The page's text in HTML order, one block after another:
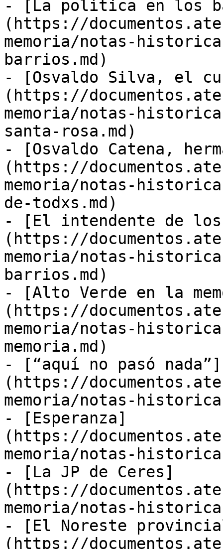
- [La política en los
(https://
memoria/notas-
barrios.md)
- [Osvaldo Silva, el
(https://
memoria/notas-
santa-rosa.md)
- [Osvaldo Catena,
(https://
memoria/notas-
de-todxs.md)
- [El intendente de
(https://
memoria/notas-
barrios.md)
- [Alto Verde en la
(https://
memoria/notas-
memoria.md)
- [“aquí no pasó nada”]
(https://
memoria/notas-
- [Esperanza]
(https://
memoria/notas-
- [La JP de Ceres]
(https://
memoria/notas-
- [El Noreste
(https://